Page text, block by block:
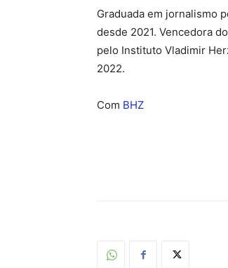
no
Facebook
pelo
WhatsApp
por
e-
m
Graduada em jornalismo
desde 2021. Vencedora
pelo Instituto Vladimir
2022.
Com BHZ